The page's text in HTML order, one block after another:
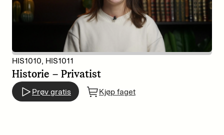
HIS1010, HIS1011
Historie – Privatist
Prøv gratis Kjøp faget